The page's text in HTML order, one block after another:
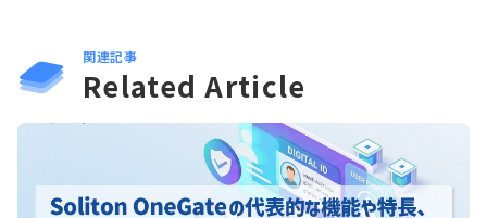
関連記事
Related Article